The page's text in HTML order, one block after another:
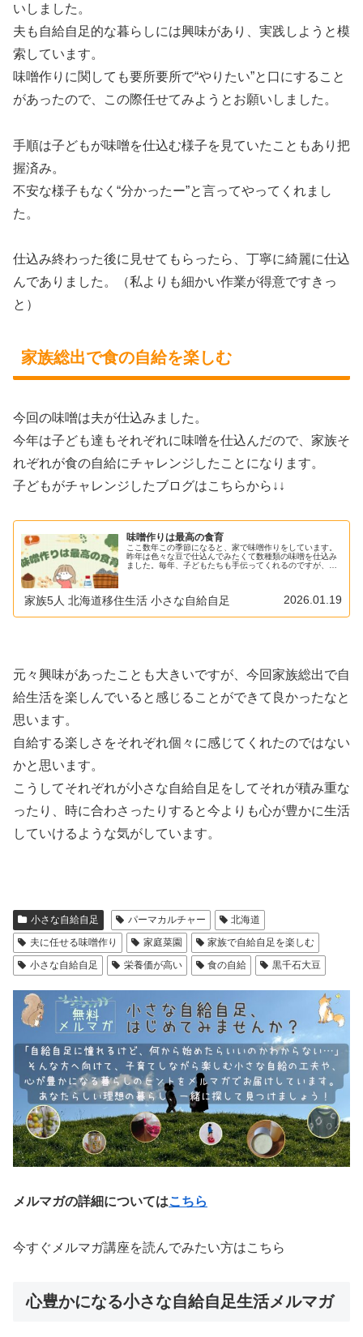
いしました。
夫も自給自足的な暮らしには興味があり、実践しようと模
索しています。
味噌作りに関しても要所要所で“やりたい”と口にすること
があったので、この際任せてみようとお願いしました。
手順は子どもが味噌を仕込む様子を見ていたこともあり把
握済み。
不安な様子もなく“分かったー”と言ってやってくれまし
た。
仕込み終わった後に見せてもらったら、丁寧に綺麗に仕込
んでありました。（私よりも細かい作業が得意ですきっ
と）
家族総出で食の自給を楽しむ
今回の味噌は夫が仕込みました。
今年は子ども達もそれぞれに味噌を仕込んだので、家族そ
れぞれが食の自給にチャレンジしたことになります。
子どもがチャレンジしたブログはこちらから↓↓
味噌作りは最高の食育
ここ数年この季節になると、家で味噌作りをしています。
昨年は色々な豆で仕込んでみたくて数種類の味噌を仕込み
ました。毎年、子どもたちも手伝ってくれるのですが、今
家族5人 北海道移住生活 小さな自給自足 2026.01.19
元々興味があったことも大きいですが、今回家族総出で自
給生活を楽しんでいると感じることができて良かったなと
思います。
自給する楽しさをそれぞれ個々に感じてくれたのではない
かと思います。
こうしてそれぞれが小さな自給自足をしてそれが積み重な
ったり、時に合わさったりすると今よりも心が豊かに生活
していけるような気がしています。
小さな自給自足 パーマカルチャー
北海道
夫に任せる味噌作り
家庭菜園
家族で自給自足を楽しむ
小さな自給自足
栄養価が高い 食の自給 黒千石大豆
メルマガの詳細についてはこちら
今すぐメルマガ講座を読んでみたい方はこちら
心豊かになる小さな自給自足生活メルマガ